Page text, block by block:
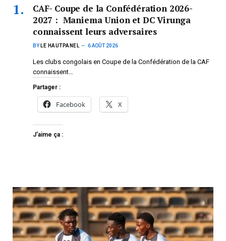
CAF- Coupe de la Confédération 2026-
2027 : Maniema Union et DC Virunga
connaissent leurs adversaires
BY LE HAUTPANEL 6 AOÛT 2026
Les clubs congolais en Coupe de la Confédération de la CAF
connaissent…
Partager :
Facebook X
J’aime ça :